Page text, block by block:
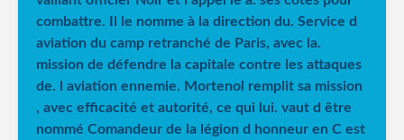
combattre. Il le nomme à la direction du. Service d
aviation du camp retranché de Paris, avec la.
mission de défendre la capitale contre les attaques
de. l aviation ennemie. Mortenol remplit sa mission
, avec efficacité et autorité, ce qui lui. vaut d être
nommé Comandeur de la légion d honneur en C est